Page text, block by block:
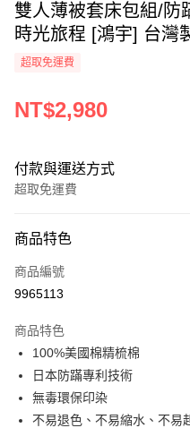
雙人薄被套床包組/防
時光旅程 [鴻宇] 台灣
超取免運費
NT$2,980
付款與運送方式
超取免運費
信用卡一次付款
超商取貨付款
Apple Pay
悠遊付
Google Pay
商品特色
商品編號
9965113
商品特色
100%美國棉精梳棉
日本防蹣專利技術
無毒環保印染
不易退色、不易縮水、不易